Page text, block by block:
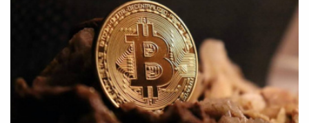
股市目前「正處於消化期」，但整體環境仍對股票有利，尤
其是在聯準會（Fed）下週再度降息的可能性持續升高之
背負約1,516萬美元（約新台幣4.6億元）債務。帳戶淨值自
10月的190萬美元高點起開始快速下滑，短短一個月內就跌
入深淵，最終在本週遭全面清算。黃立成是台灣娛樂圈中少
數深入加密圈的公眾人物，過去曾大力推動 NFT 與 Web3
概念，並於多個公開場合表態支持數位資產經濟。他的帳戶
「Machi Big Brother」長期活躍於鏈上交易平台，不僅投資
金額可觀，也引起不少圈內關注。截至目前為止，黃立成本